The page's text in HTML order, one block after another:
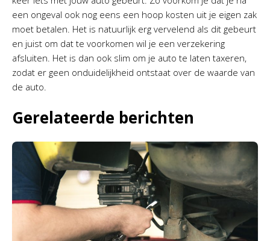
een ongeval ook nog eens een hoop kosten uit je eigen zak
moet betalen. Het is natuurlijk erg vervelend als dit gebeurt
en juist om dat te voorkomen wil je een verzekering
afsluiten. Het is dan ook slim om je auto te laten taxeren,
zodat er geen onduidelijkheid ontstaat over de waarde van
de auto.
Gerelateerde berichten